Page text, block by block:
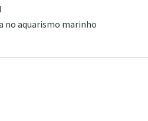
no aquarismo marinho